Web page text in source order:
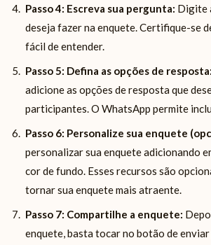
Passo 4: Escreva sua pergunta: Digite
deseja fazer na enquete. Certifique-se
fácil de entender.
Passo 5: Defina as opções de resposta:
adicione as opções de resposta que
participantes. O WhatsApp permite
Passo 6: Personalize sua enquete
personalizar sua enquete adicionando
cor de fundo. Esses recursos são
tornar sua enquete mais atraente.
Passo 7: Compartilhe a enquete:
enquete, basta tocar no botão de